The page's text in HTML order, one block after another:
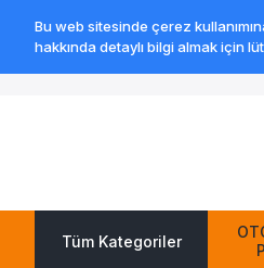
Tüm Kategoriler
Bu web sitesinde çerez
hakkında detaylı bilgi almak için